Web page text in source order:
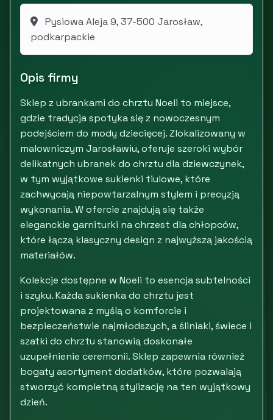
Pysiowa Aleja 9, 37-500 Jarosław,
podkarpackie
Opis firmy
Sklep z ubrankami do chrztu Noeli to miejsce,
gdzie tradycja spotyka się z nowoczesnym
podejściem do mody dziecięcej. Zlokalizowany w
malowniczym Jarosławiu, oferuje szeroki wybór
delikatnych ubranek do chrztu dla dziewczynek,
w tym wyjątkowe sukienki tiulowe, które
zachwycają niepowtarzalnym stylem i precyzją
wykonania. W ofercie znajdują się także
eleganckie garniturki na chrzest dla chłopców,
które łączą klasyczny design z najwyższą jakością
materiałów.
Kolekcje dostępne w Noeli to esencja subtelności
i szyku. Każda sukienka do chrztu jest
projektowana z myślą o komforcie i
bezpieczeństwie najmłodszych, a śliniaki, świece i
szatki do chrztu stanowią doskonałe
uzupełnienie ceremonii. Sklep zapewnia również
bogaty asortyment dodatków, które pozwalają
stworzyć kompletną stylizację na ten wyjątkowy
dzień.